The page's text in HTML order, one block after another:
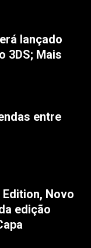
lançado
3DS; Mais
entre
Edition, Novo
edição